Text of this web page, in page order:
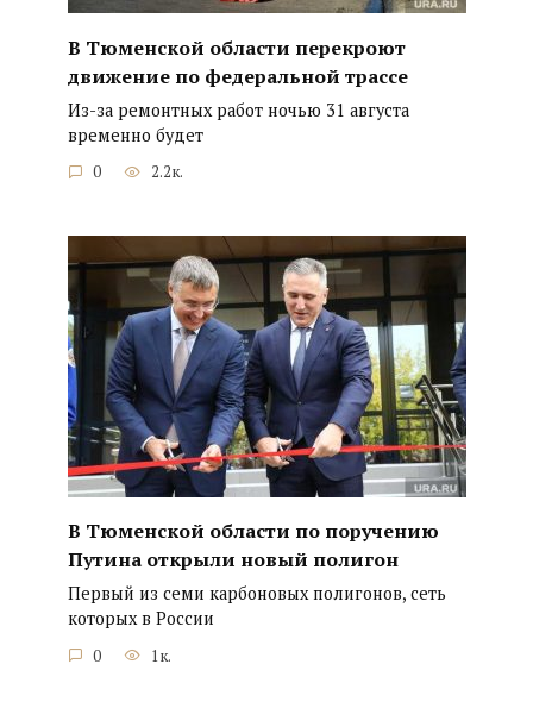
В Тюменской области перекроют
движение по федеральной трассе
Из-за ремонтных работ ночью 31 августа
временно будет
0 2.2к.
В Тюменской области по поручению
Путина открыли новый полигон
Первый из семи карбоновых полигонов, сеть
которых в России
0 1к.